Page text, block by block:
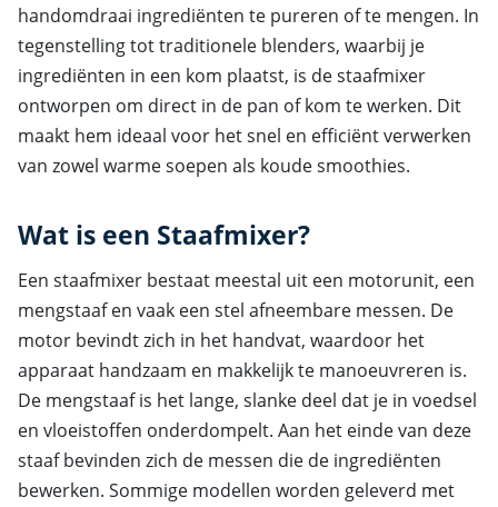
handomdraai ingrediënten te pureren of te mengen. In
tegenstelling tot traditionele blenders, waarbij je
ingrediënten in een kom plaatst, is de staafmixer
ontworpen om direct in de pan of kom te werken. Dit
maakt hem ideaal voor het snel en efficiënt verwerken
van zowel warme soepen als koude smoothies.
Wat is een Staafmixer?
Een staafmixer bestaat meestal uit een motorunit, een
mengstaaf en vaak een stel afneembare messen. De
motor bevindt zich in het handvat, waardoor het
apparaat handzaam en makkelijk te manoeuvreren is.
De mengstaaf is het lange, slanke deel dat je in voedsel
en vloeistoffen onderdompelt. Aan het einde van deze
staaf bevinden zich de messen die de ingrediënten
bewerken. Sommige modellen worden geleverd met